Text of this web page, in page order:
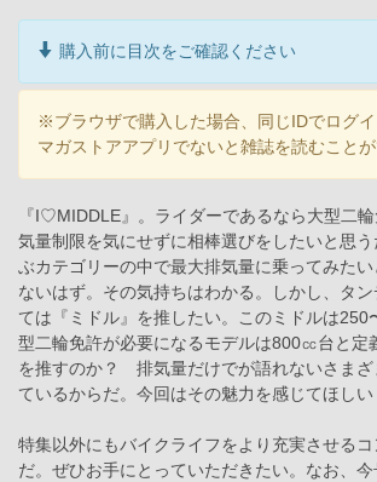
購入前に目次をご確認ください
※ブラウザで購入した場合、同じIDでログ
マガストアアプリでないと雑誌を読むことが
『I♡MIDDLE』。ライダーであるなら大型二
気量制限を気にせずに相棒選びをしたいと思
ぶカテゴリーの中で最大排気量に乗ってみたい
ないはず。その気持ちはわかる。しかし、タ
ては『ミドル』を推したい。このミドルは250
型二輪免許が必要になるモデルは800㏄台と定
を推すのか？ 排気量だけでが語れないさまざ
ているからだ。今回はその魅力を感じてほしい
特集以外にもバイクライフをより充実させる
だ。ぜひお手にとっていただきたい。なお、